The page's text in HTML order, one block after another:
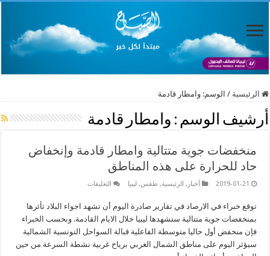
الرئيسية / الوسم:وامطار قادمة
أرشيف الوسم : وامطار قادمة
منخفضات جوية متتالية وامطار قادمة وإنخفاض
حاد للحرارة على هذه المناطق
2019-01-21 أخبار , الرئيسية, طقس,ليبيا التعليقات
متتالية
قادمة
وإنخفاض
للحرارة
توقع خبراء في الارصاد في تقارير صادرة اليوم أن تشهد اجواء البلاد تأثرها
بمنخفضات جوية متتالية ستشهدها ليبيا خلال الايام القادمة. وبحسب الخبراء
فإن منخفض أول حاليا متوسطة الفاعلية قبالة السواحل التونسية الشمالية
سيؤثر اليوم على مناطق الشمال الغربي برياح غربية نشطة السرعة من حين